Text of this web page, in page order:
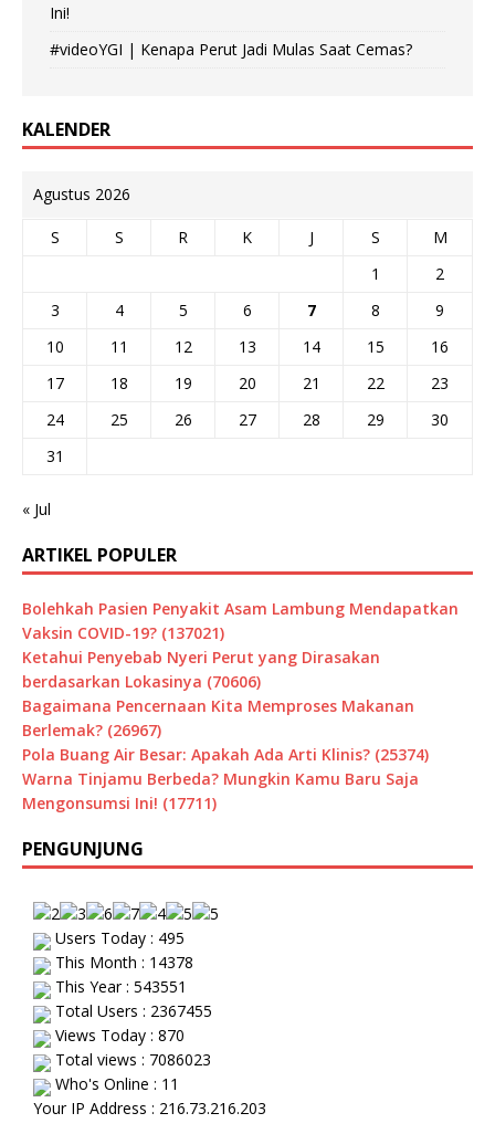
Ini!
#videoYGI | Kenapa Perut Jadi Mulas Saat Cemas?
KALENDER
Agustus 2026
S S R K J S
M
1
2
3
4 5 6 7 8
9
10
11 12 13 14 15
16
17
18 19 20 21 22
23
24
25 26 27 28 29
30
31
« Jul
ARTIKEL POPULER
Bolehkah Pasien Penyakit Asam Lambung Mendapatkan
Vaksin COVID-19? (137021)
Ketahui Penyebab Nyeri Perut yang Dirasakan
berdasarkan Lokasinya (70606)
Bagaimana Pencernaan Kita Memproses Makanan
Berlemak? (26967)
Pola Buang Air Besar: Apakah Ada Arti Klinis? (25374)
Warna Tinjamu Berbeda? Mungkin Kamu Baru Saja
Mengonsumsi Ini! (17711)
PENGUNJUNG
Users Today : 495
This Month : 14378
This Year : 543551
Total Users : 2367455
Views Today : 870
Total views : 7086023
Who's Online : 11
Your IP Address : 216.73.216.203